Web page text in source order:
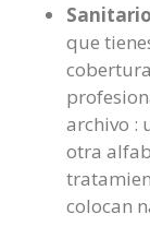
que
archivo :
otra
colocan